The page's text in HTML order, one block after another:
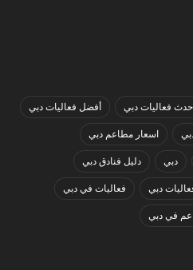
فعاليات دبي أفضل فعاليات دبي
اسعار مطاعم دبي
دبي دليل فنادق دبي
دبي فعاليات في دبي
في دبي